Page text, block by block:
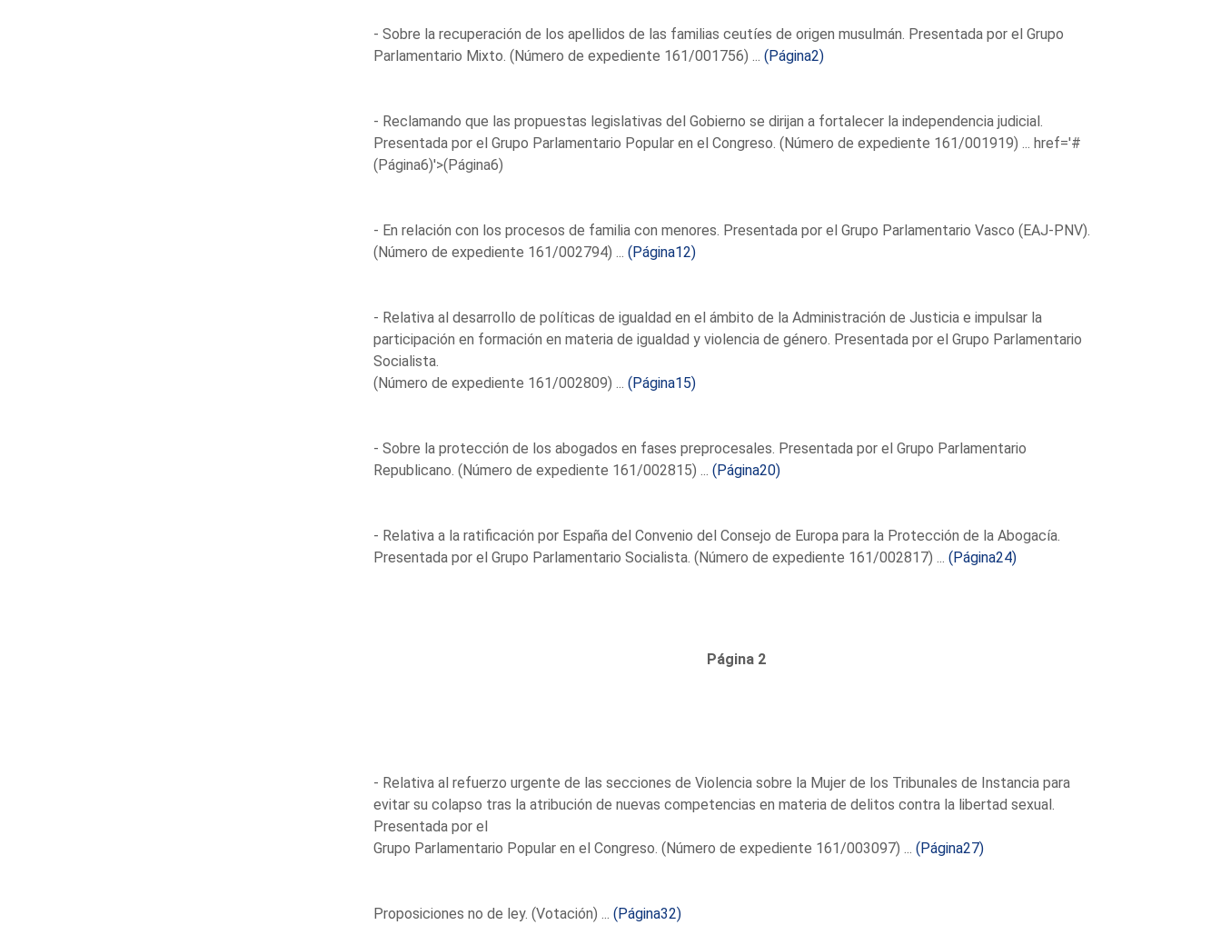
- Sobre la recuperación de los apellidos de las familias ceutíes de origen musulmán. Presentada por el Grupo
Parlamentario Mixto. (Número de expediente 161/001756) ... (Página2)
- Reclamando que las propuestas legislativas del Gobierno se dirijan a fortalecer la independencia judicial.
Presentada por el Grupo Parlamentario Popular en el Congreso. (Número de expediente 161/001919) ... href='#
(Página6)'>(Página6)
- En relación con los procesos de familia con menores. Presentada por el Grupo Parlamentario Vasco (EAJ-PNV).
(Número de expediente 161/002794) ... (Página12)
- Relativa al desarrollo de políticas de igualdad en el ámbito de la Administración de Justicia e impulsar la
participación en formación en materia de igualdad y violencia de género. Presentada por el Grupo Parlamentario
Socialista.
(Número de expediente 161/002809) ... (Página15)
- Sobre la protección de los abogados en fases preprocesales. Presentada por el Grupo Parlamentario
Republicano. (Número de expediente 161/002815) ... (Página20)
- Relativa a la ratificación por España del Convenio del Consejo de Europa para la Protección de la Abogacía.
Presentada por el Grupo Parlamentario Socialista. (Número de expediente 161/002817) ... (Página24)
Página 2
- Relativa al refuerzo urgente de las secciones de Violencia sobre la Mujer de los Tribunales de Instancia para
evitar su colapso tras la atribución de nuevas competencias en materia de delitos contra la libertad sexual.
Presentada por el
Grupo Parlamentario Popular en el Congreso. (Número de expediente 161/003097) ... (Página27)
Proposiciones no de ley. (Votación) ... (Página32)